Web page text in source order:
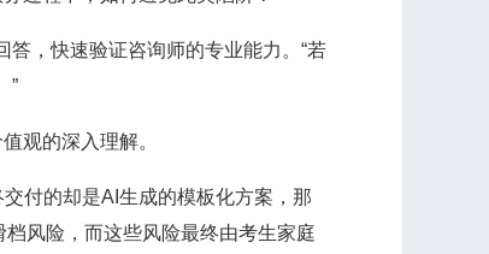
，快速验证咨询师的专业能力。“若
”
观的深入理解。
付的却是AI生成的模板化方案，那
风险，而这些风险最终由考生家庭